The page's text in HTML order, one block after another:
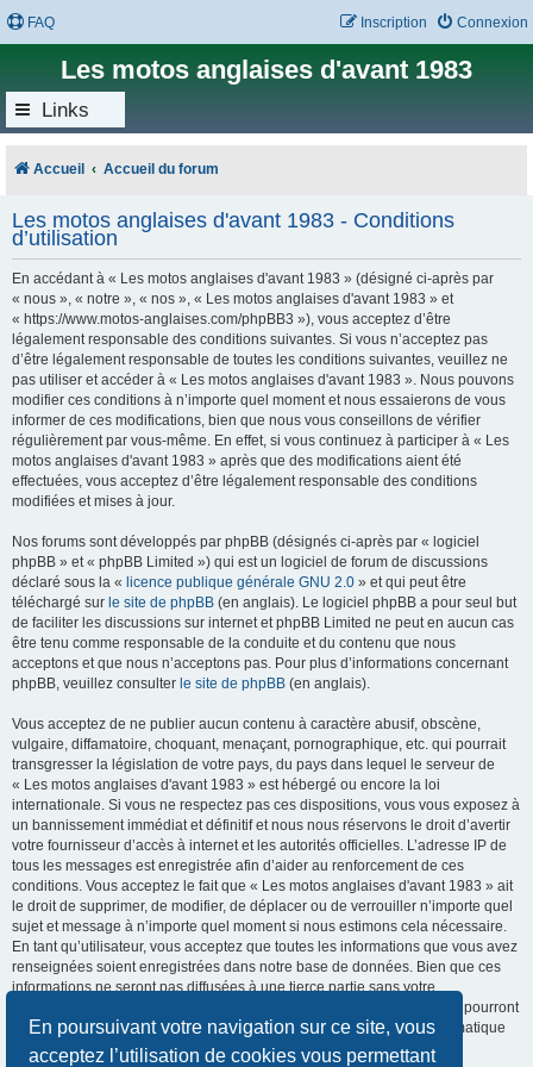
En poursuivant votre navigation sur ce site, vous
acceptez l’utilisation de cookies vous permettant
FAQ Connexion
Inscription
Les motos anglaises d'avant 1983
Links
Accueil Accueil du forum
Les motos anglaises d'avant 1983 - Conditions
d’utilisation
En accédant à « Les motos anglaises d'avant 1983 » (désigné ci-après par
« nous », « notre », « nos », « Les motos anglaises d'avant 1983 » et
« https://www.motos-anglaises.com/phpBB3 »), vous acceptez d’être
légalement responsable des conditions suivantes. Si vous n’acceptez pas
d’être légalement responsable de toutes les conditions suivantes, veuillez ne
pas utiliser et accéder à « Les motos anglaises d'avant 1983 ». Nous pouvons
modifier ces conditions à n’importe quel moment et nous essaierons de vous
informer de ces modifications, bien que nous vous conseillons de vérifier
régulièrement par vous-même. En effet, si vous continuez à participer à « Les
motos anglaises d'avant 1983 » après que des modifications aient été
effectuées, vous acceptez d’être légalement responsable des conditions
modifiées et mises à jour.
Nos forums sont développés par phpBB (désignés ci-après par « logiciel
phpBB » et « phpBB Limited ») qui est un logiciel de forum de discussions
déclaré sous la « licence publique générale GNU 2.0 » et qui peut être
téléchargé sur le site de phpBB (en anglais). Le logiciel phpBB a pour seul but
de faciliter les discussions sur internet et phpBB Limited ne peut en aucun cas
être tenu comme responsable de la conduite et du contenu que nous
acceptons et que nous n’acceptons pas. Pour plus d’informations concernant
phpBB, veuillez consulter le site de phpBB (en anglais).
Vous acceptez de ne publier aucun contenu à caractère abusif, obscène,
vulgaire, diffamatoire, choquant, menaçant, pornographique, etc. qui pourrait
transgresser la législation de votre pays, du pays dans lequel le serveur de
« Les motos anglaises d'avant 1983 » est hébergé ou encore la loi
internationale. Si vous ne respectez pas ces dispositions, vous vous exposez à
un bannissement immédiat et définitif et nous nous réservons le droit d’avertir
votre fournisseur d’accès à internet et les autorités officielles. L’adresse IP de
tous les messages est enregistrée afin d’aider au renforcement de ces
conditions. Vous acceptez le fait que « Les motos anglaises d'avant 1983 » ait
le droit de supprimer, de modifier, de déplacer ou de verrouiller n’importe quel
sujet et message à n’importe quel moment si nous estimons cela nécessaire.
En tant qu’utilisateur, vous acceptez que toutes les informations que vous avez
renseignées soient enregistrées dans notre base de données. Bien que ces
informations ne seront pas diffusées à une tierce partie sans votre
consentement, ni « Les motos anglaises d'avant 1983 », ni phpBB, ne pourront
être tenus comme responsables en cas de tentative de piratage informatique
visant à compromettre vos données.